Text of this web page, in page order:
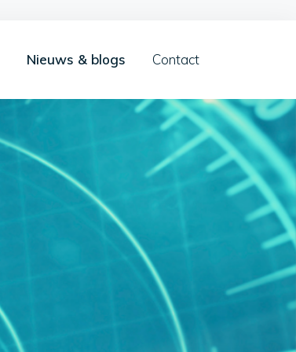
Nieuws & blogs Contact